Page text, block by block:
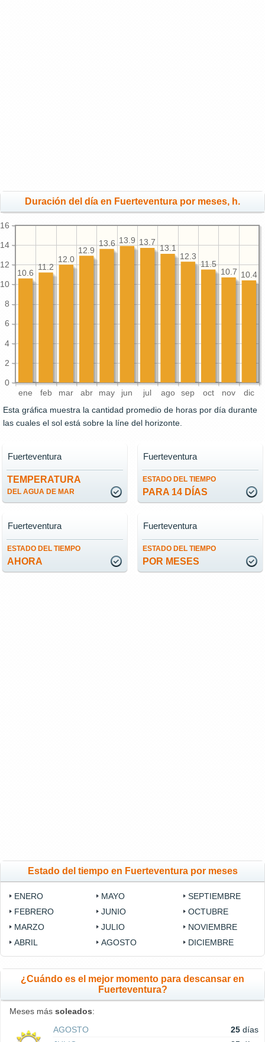
Duración del día en Fuerteventura por meses, h.
ene feb mar abr may jun jul ago sep oct nov dic
0
2
4
6
8
10
12
14
16
10.4
10.7
11.5
12.3
13.1
13.7
13.9
13.6
12.9
12.0
11.2
10.6
Esta gráfica muestra la cantidad promedio de horas por día durante
las cuales el sol está sobre la líne del horizonte.
TEMPERATURA
DEL AGUA DE MAR
Fuerteventura
ESTADO DEL TIEMPO
PARA 14 DÍAS
Fuerteventura
ESTADO DEL TIEMPO
AHORA
Fuerteventura
ESTADO DEL TIEMPO
POR MESES
Fuerteventura
Estado del tiempo en Fuerteventura por meses
ENERO
FEBRERO
MARZO
ABRIL
MAYO
JUNIO
JULIO
AGOSTO
SEPTIEMBRE
OCTUBRE
NOVIEMBRE
DICIEMBRE
¿Cuándo es el mejor momento para descansar en
Fuerteventura?
Meses más soleados:
AGOSTO
25 días